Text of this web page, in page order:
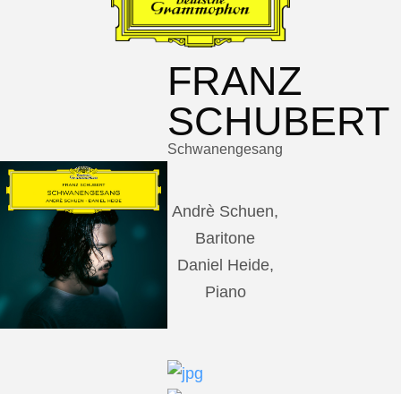
FRANZ
SCHUBERT
Schwanengesang
Andrè Schuen,
Baritone
Daniel Heide,
Piano